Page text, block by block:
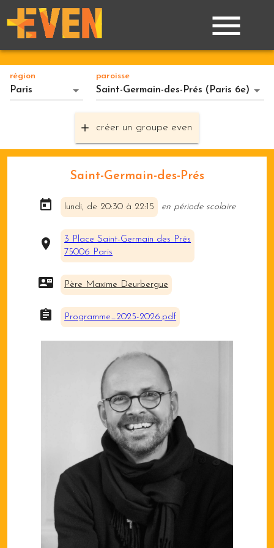
région
Paris
paroisse
Saint-Germain-des-Prés (Paris 6e)
créer un groupe even
Saint-Germain-des-Prés
lundi, de 20:30 à 22:15 en période scolaire
3 Place Saint-Germain des Prés
75006 Paris
Père Maxime Deurbergue
Programme_2025-2026.pdf